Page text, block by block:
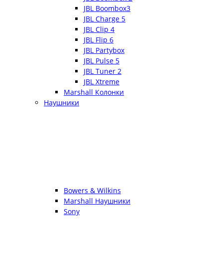
JBL Boombox3
JBL Charge 5
JBL Clip 4
JBL Flip 6
JBL Partybox
JBL Pulse 5
JBL Tuner 2
JBL Xtreme
Marshall Колонки
Наушники
Bowers & Wilkins
Marshall Наушники
Sony